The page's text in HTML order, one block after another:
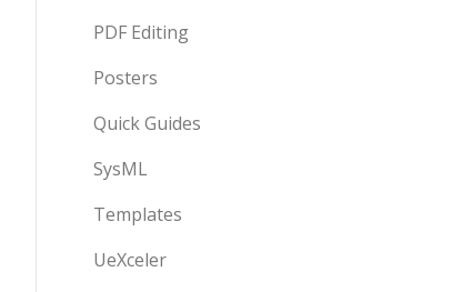
PDF Editing
Posters
Quick Guides
SysML
Templates
UeXceler